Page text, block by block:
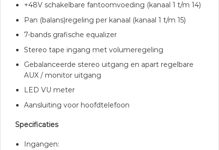
+48V schakelbare fantoomvoeding (kanaal 1 t/m 14)
Pan (balans)regeling per kanaal (kanaal 1 t/m 15)
7-bands grafische equalizer
Stereo tape ingang met volumeregeling
Gebalanceerde stereo uitgang en apart regelbare
AUX / monitor uitgang
LED VU meter
Aansluiting voor hoofdtelefoon
Specificaties
Ingangen: